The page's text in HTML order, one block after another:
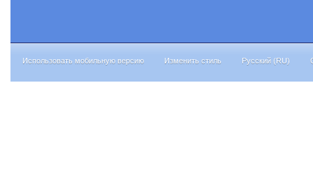
Использовать мобильную версию Изменить стиль Русский (RU)